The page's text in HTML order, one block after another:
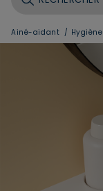
Ainé-aidant / Hygiène